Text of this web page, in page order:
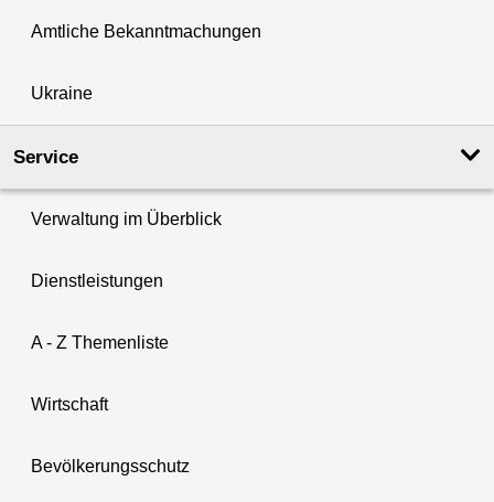
Amtliche Bekanntmachungen
Ukraine
Service
Verwaltung im Überblick
Dienstleistungen
A - Z Themenliste
Wirtschaft
Bevölkerungsschutz